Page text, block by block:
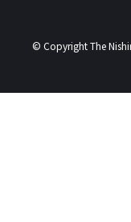
© Copyright The